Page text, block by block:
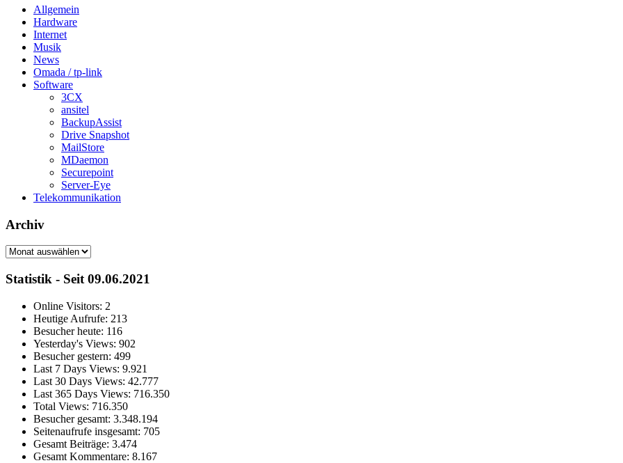
Allgemein
Hardware
Internet
Musik
News
Omada / tp-link
Software
3CX
ansitel
BackupAssist
Drive Snapshot
MailStore
MDaemon
Securepoint
Server-Eye
Telekommunikation
Archiv
Archiv
Statistik - Seit 09.06.2021
Online Visitors: 2
Heutige Aufrufe: 213
Besucher heute: 116
Yesterday's Views: 902
Besucher gestern: 499
Last 7 Days Views: 9.921
Last 30 Days Views: 42.777
Last 365 Days Views: 716.350
Total Views: 716.350
Besucher gesamt: 3.348.194
Seitenaufrufe insgesamt: 705
Gesamt Beiträge: 3.474
Gesamt Kommentare: 8.167